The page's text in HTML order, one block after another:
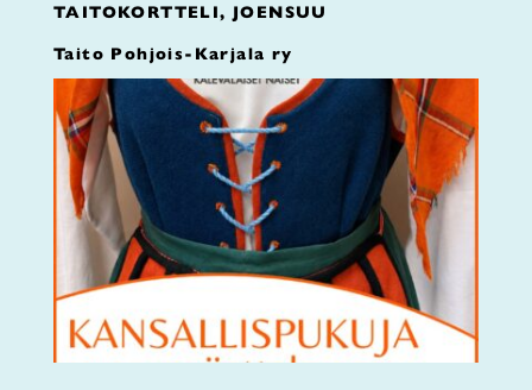
TAITOKORTTELI, JOENSUU
Taito Pohjois-Karjala ry